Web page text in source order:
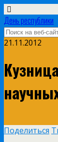
День республики
21.11.2012
Поделиться